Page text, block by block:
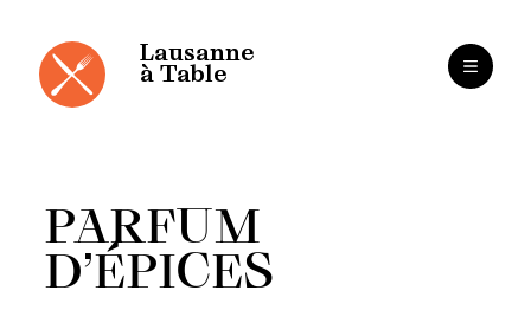
contenu
Lausanne
à Table
PARFUM
D’ÉPICES